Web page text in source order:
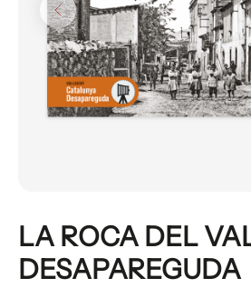
LA ROCA DEL
DESAPAREGUDA